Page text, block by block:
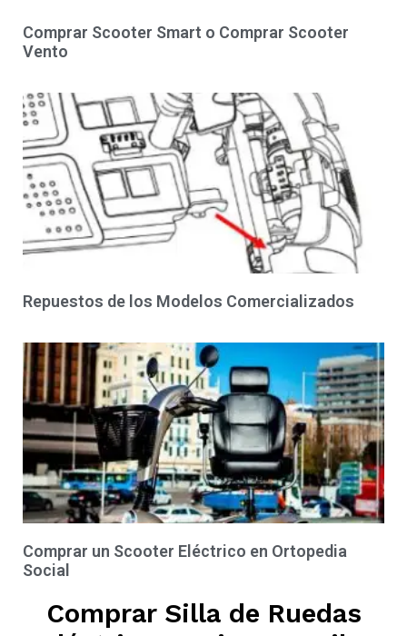
Comprar Scooter Smart o Comprar Scooter
Vento
Repuestos de los Modelos Comercializados
Comprar un Scooter Eléctrico en Ortopedia
Social
Comprar Silla de Ruedas